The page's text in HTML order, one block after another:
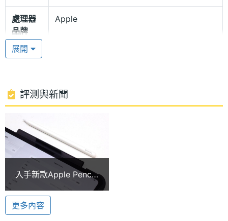
更加方便，機身同時導入 100% 再生鋁金屬材質，且
平板上的所有磁石皆採用 100% 再生稀土元素製成，
讓產品設計與環境保護之間取得完美平衡。顏色款式
部分，依舊維持經典的銀色、太空黑色兩種選擇。
Apple M4 晶片
Apple iPad Pro 13 (2024) Wi-Fi 256GB 運行
iPadOS 17 作業系統，搭載 Apple M4 晶片，具備 9
核心 CPU + 10 核心 GPU 組合成的 16 核心神經網路
引擎，支援硬體加速光線追蹤，擁有 120GB/s 記憶體
頻寬，效能表現躍升全新境界。內建 8GB RAM +
256GB ROM，提供 Wi-Fi 6E、藍牙 5.3 功能。
38.99 瓦特小時電池
處理器
品牌
Apple
處理器
處理器
核心數
9
RAM記
憶體
ROM儲
存空間
256 GB
電池容
量
展開
評測與新聞
入手新款Apple Pencil
Pro無法配對怎麼辦？5
個實用技巧快速排除問
題
更多內容